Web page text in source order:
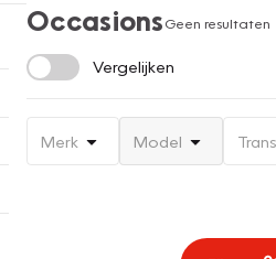
OccasionsGeen resultaten
Vergelijken
Merk Model